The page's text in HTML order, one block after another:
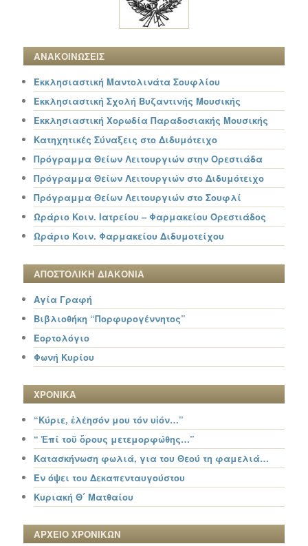
ΑΝΑΚΟΙΝΩΣΕΙΣ
Εκκλησιαστική Μαντολινάτα Σουφλίου
Εκκλησιαστική Σχολή Βυζαντινής Μουσικής
Εκκλησιαστική Χορωδία Παραδοσιακής Μουσικής
Κατηχητικές Σύναξεις στο Διδυμότειχο
Πρόγραμμα Θείων Λειτουργιών στην Ορεστιάδα
Πρόγραμμα Θείων Λειτουργιών στο Διδυμότειχο
Πρόγραμμα Θείων Λειτουργιών στο Σουφλί
Ωράριο Κοιν. Ιατρείου – Φαρμακείου Ορεστιάδος
Ωράριο Κοιν. Φαρμακείου Διδυμοτείχου
ΑΠΟΣΤΟΛΙΚΗ ΔΙΑΚΟΝΙΑ
Αγία Γραφή
Βιβλιοθήκη “Πορφυρογέννητος”
Εορτολόγιο
Φωνή Κυρίου
ΧΡΟΝΙΚΑ
“Κύριε, ἐλέησόν μου τόν υἱόν…”
“ Ἐπί τοῦ ὄρους μετεμορφώθης…”
Κατασκήνωση φωλιά, για του Θεού τη φαμελιά…
Εν όψει του Δεκαπενταυγούστου
Κυριακή Θ΄ Ματθαίου
ΑΡΧΕΙΟ ΧΡΟΝΙΚΩΝ